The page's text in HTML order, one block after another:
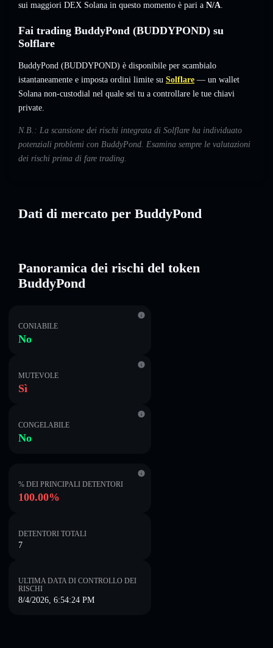
sui maggiori DEX Solana in questo momento è pari a N/A.
Fai trading BuddyPond (BUDDYPOND) su
Solflare
BuddyPond (BUDDYPOND) è disponibile per scambialo
istantaneamente e imposta ordini limite su Solflare — un wallet
Solana non-custodial nel quale sei tu a controllare le tue chiavi
private.
N.B.: La scansione dei rischi integrata di Solflare ha individuato
potenziali problemi con BuddyPond. Esamina sempre le valutazioni
dei rischi prima di fare trading.
Dati di mercato per BuddyPond
Panoramica dei rischi del token
BuddyPond
CONIABILE
No
MUTEVOLE
Sì
CONGELABILE
No
% DEI PRINCIPALI DETENTORI
100.00%
DETENTORI TOTALI
7
ULTIMA DATA DI CONTROLLO DEI
RISCHI
8/4/2026, 6:54:24 PM